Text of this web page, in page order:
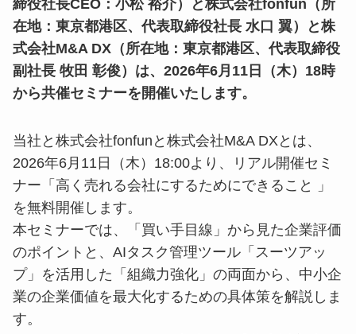
締役社長CEO：小松 裕介）と株式会社fonfun（所
在地：東京都港区、代表取締役社長 水口 翼）と株
式会社M&A DX（所在地：東京都港区、代表取締役
副社長 牧田 彰俊）は、2026年6月11日（木）18時
から共催セミナーを開催いたします。
当社と株式会社fonfunと株式会社M&A DXとは、
2026年6月11日（木）18:00より、リアル開催セミ
ナー「高く売れる会社にするためにできること 」
を無料開催します。
本セミナーでは、「買い手目線」から見た企業評価
のポイントと、AIタスク管理ツール「スーツアッ
プ」を活用した「組織力強化」の両面から、中小企
業の企業価値を最大化するための具体策を解説しま
す。